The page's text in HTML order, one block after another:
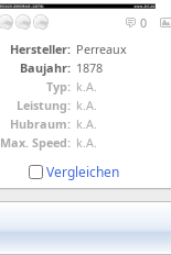
0
Hersteller: Perreaux
Baujahr: 1878
Typ: k.A.
Leistung: k.A.
Hubraum: k.A.
Max. Speed: k.A.
Vergleichen